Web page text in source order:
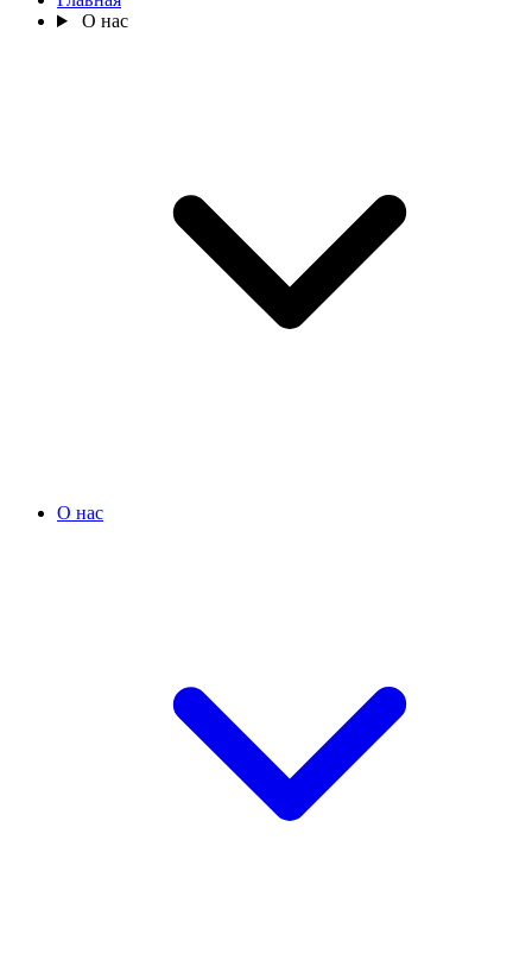
О нас
О нас